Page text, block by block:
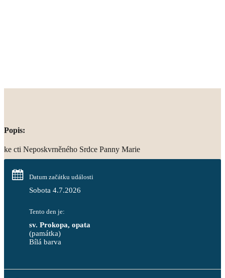
Popis:
ke cti Neposkvrněného Srdce Panny Marie
Datum začátku události
Sobota 4.7.2026
Tento den je:
sv. Prokopa, opata
(památka)
Bílá barva